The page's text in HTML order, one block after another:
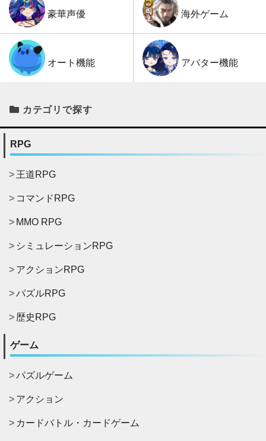
豪華声優 海外ゲーム
オート機能 アバター機能
カテゴリで探す
RPG
王道RPG
コマンドRPG
MMO RPG
シミュレーションRPG
アクションRPG
パズルRPG
歴史RPG
ゲーム
パズルゲーム
アクション
カードバトル・カードゲーム